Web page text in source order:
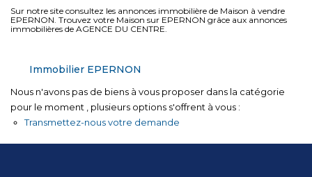
ESTIMATION
CONTACT
Créer une alerte
Sur notre site consultez les annonces immobilière de Maison à vendre
EPERNON. Trouvez votre Maison sur EPERNON grâce aux annonces
immobilières de AGENCE DU CENTRE.
Immobilier EPERNON
Nous n'avons pas de biens à vous proposer dans la catégorie
pour le moment , plusieurs options s'offrent à vous :
Transmettez-nous votre demande